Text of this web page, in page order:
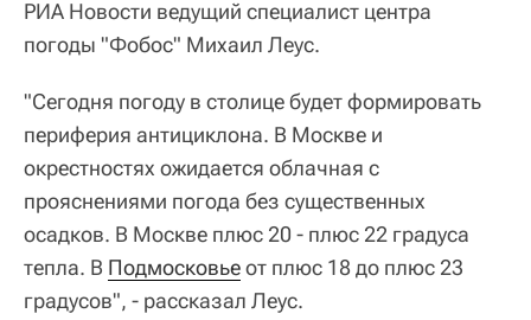
РИА Новости ведущий специалист центра
погоды "Фобос" Михаил Леус.
"Сегодня погоду в столице будет формировать
периферия антициклона. В Москве и
окрестностях ожидается облачная с
прояснениями погода без существенных
осадков. В Москве плюс 20 - плюс 22 градуса
тепла. В Подмосковьеот плюс 18 до плюс 23
градусов", - рассказал Леус.